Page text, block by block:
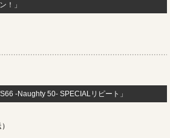
！」
-Naughty 50- SPECIALリピート」